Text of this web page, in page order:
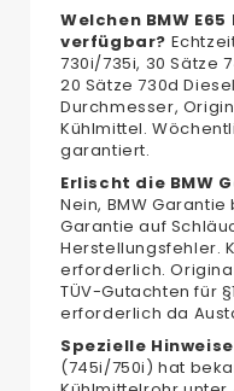
Welchen BMW
verfügbar?
730i/735i, 30 Sätze
20 Sätze 730d
Durchmesser,
Kühlmittel.
garantiert.
Erlischt die BMW
Nein, BMW
Garantie auf
Herstellungsfehler.
erforderlich.
TÜV-Gutachten für
erforderlich da
Spezielle
(745i/750i) hat